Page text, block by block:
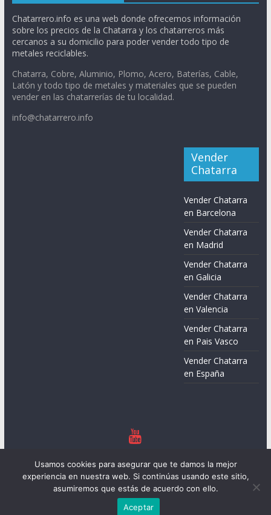
Chatarrero.info es una web donde ofrecemos información
sobre los precios de la Chatarra y los chatarreros más
cercanos a su domicilio para poder vender todo tipo de
metales reciclables.
Chatarra, Cobre, Aluminio, Plomo, Acero, Baterías, Cable,
Latón y todo tipo de metales y materiales que se pueden
vender en las chatarrerías de tu localidad.
info@chatarrero.info
Vender
Chatarra
Vender Chatarra
en Barcelona
Vender Chatarra
en Madrid
Vender Chatarra
en Galicia
Vender Chatarra
en Valencia
Vender Chatarra
en Pais Vasco
Vender Chatarra
en España
derechos reservados.
Tema:ColorMagpor ThemeGrill. Funciona conWordPress
Usamos cookies para asegurar que te damos la mejor
experiencia en nuestra web. Si continúas usando este sitio,
asumiremos que estás de acuerdo con ello.
Aceptar